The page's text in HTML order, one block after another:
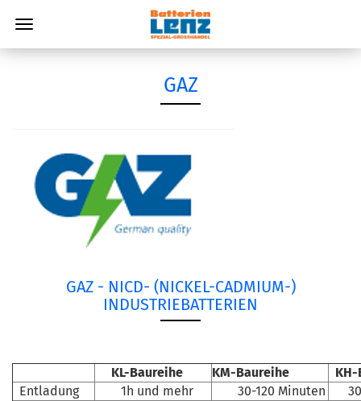
GAZ
GAZ - NICD- (NICKEL-CADMIUM-)
INDUSTRIEBATTERIEN
KL-Baureihe KM-Baureihe
Entladung
1h und mehr 30-120 Minuten
30